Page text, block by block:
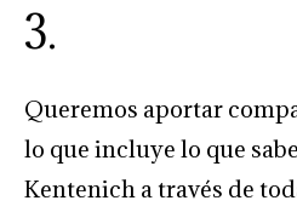
3.
Queremos aportar
lo que incluye lo que
Kentenich a través de